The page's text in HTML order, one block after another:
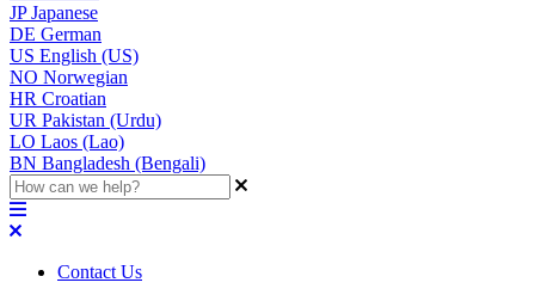
JPJapanese
DE German
US English (US)
NO Norwegian
HR Croatian
UR Pakistan (Urdu)
LO Laos (Lao)
BN Bangladesh (Bengali)
Contact Us